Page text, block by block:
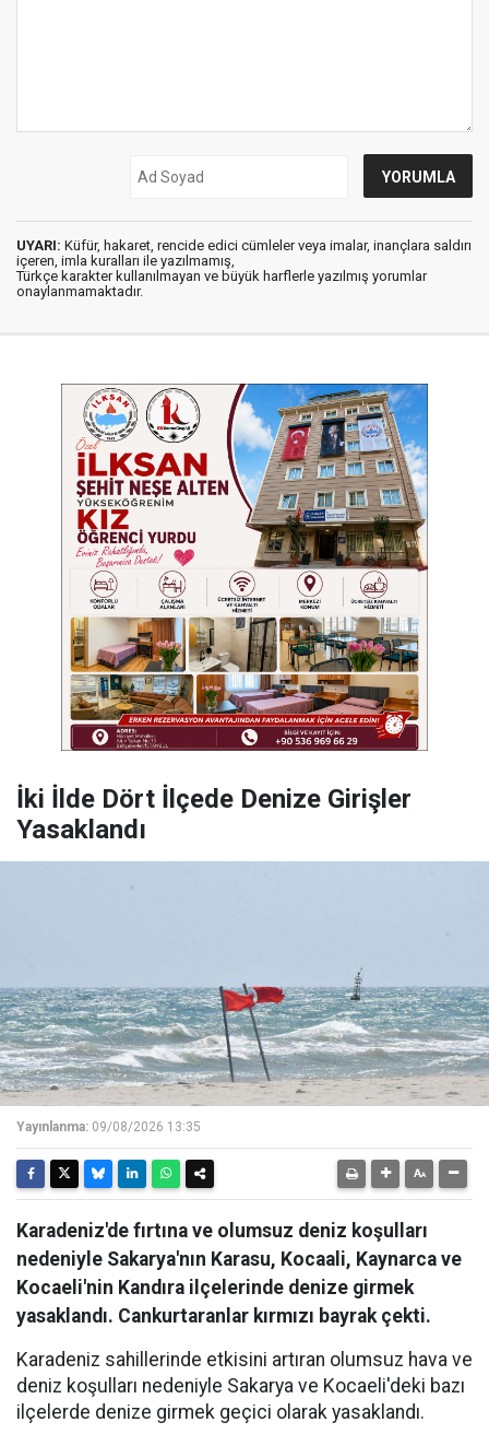
UYARI: Küfür, hakaret, rencide edici cümleler veya imalar, inançlara saldırı
içeren, imla kuralları ile yazılmamış,
Türkçe karakter kullanılmayan ve büyük harflerle yazılmış yorumlar
onaylanmamaktadır.
İki İlde Dört İlçede Denize Girişler
Yasaklandı
Yayınlanma: 09/08/2026 13:35
Karadeniz'de fırtına ve olumsuz deniz koşulları
nedeniyle Sakarya'nın Karasu, Kocaali, Kaynarca ve
Kocaeli'nin Kandıra ilçelerinde denize girmek
yasaklandı. Cankurtaranlar kırmızı bayrak çekti.
Karadeniz sahillerinde etkisini artıran olumsuz hava ve
deniz koşulları nedeniyle Sakarya ve Kocaeli'deki bazı
ilçelerde denize girmek geçici olarak yasaklandı.